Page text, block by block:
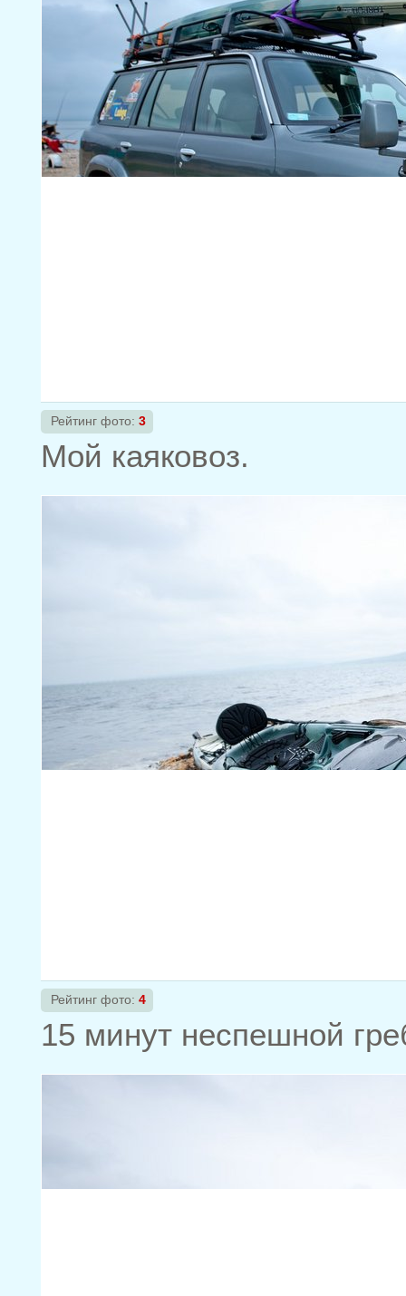
Рейтинг фото: 3
Мой каяковоз.
Рейтинг фото: 4
15 минут неспешной